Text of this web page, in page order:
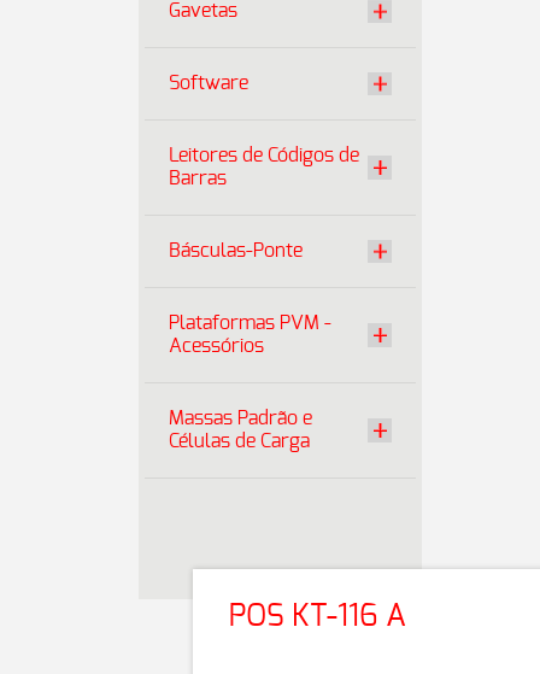
Gavetas
Software
Leitores de Códigos de
Barras
Básculas-Ponte
Plataformas PVM -
Acessórios
Massas Padrão e
Células de Carga
POS KT-116 A